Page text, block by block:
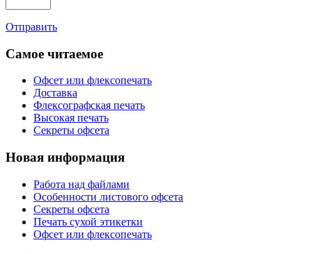
Отправить
Самое читаемое
Офсет или флексопечать
Доставка
Флексографская печать
Высокая печать
Секреты офсета
Новая информация
Работа над файлами
Особенности листового офсета
Секреты офсета
Печать сухой этикетки
Офсет или флексопечать